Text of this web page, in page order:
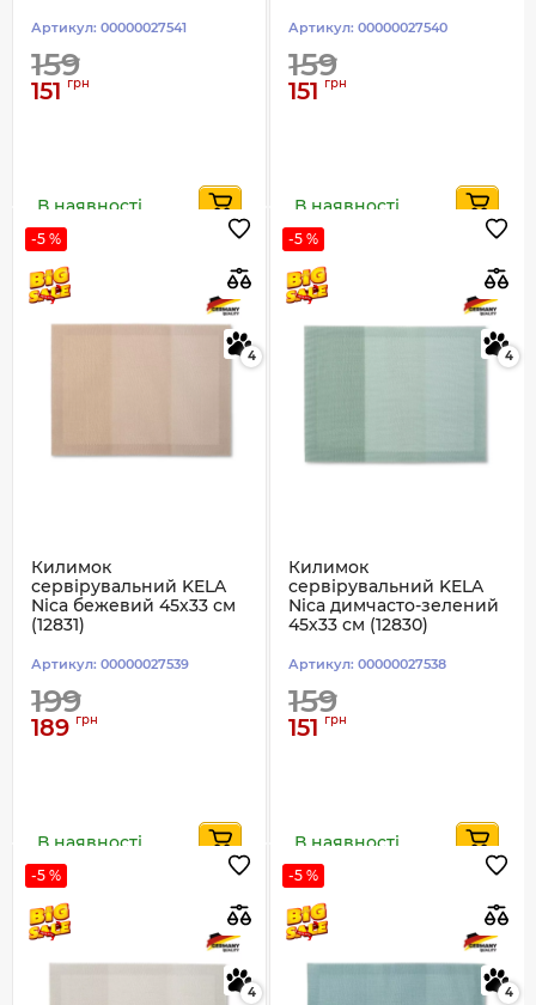
Артикул: 00000027541
159
151 грн
В наявності
Артикул: 00000027540
159
151 грн
В наявності
-5 %
4
Килимок
сервірувальний KELA
Nica бежевий 45х33 см
(12831)
Артикул: 00000027539
199
189 грн
В наявності
-5 %
4
Килимок
сервірувальний KELA
Nica димчасто-зелений
45х33 см (12830)
Артикул: 00000027538
159
151 грн
В наявності
-5 %
4
-5 %
4